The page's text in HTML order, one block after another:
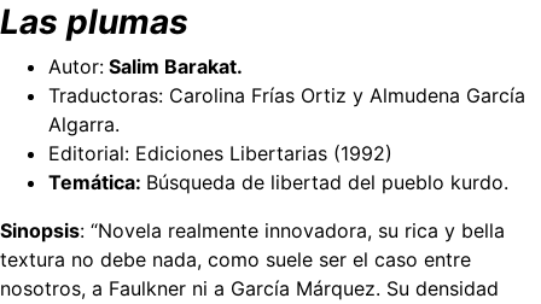
Las plumas
Autor: Salim Barakat.
Traductoras: Carolina Frías Ortiz y Almudena García
Algarra.
Editorial: Ediciones Libertarias (1992)
Temática: Búsqueda de libertad del pueblo kurdo.
Sinopsis: “Novela realmente innovadora, su rica y bella
textura no debe nada, como suele ser el caso entre
nosotros, a Faulkner ni a García Márquez. Su densidad